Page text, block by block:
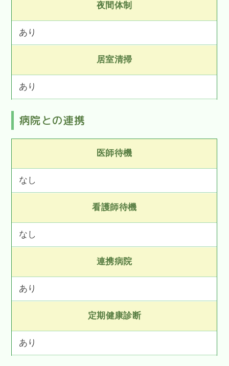
夜間体制
あり
居室清掃
あり
病院との連携
医師待機
なし
看護師待機
なし
連携病院
あり
定期健康診断
あり